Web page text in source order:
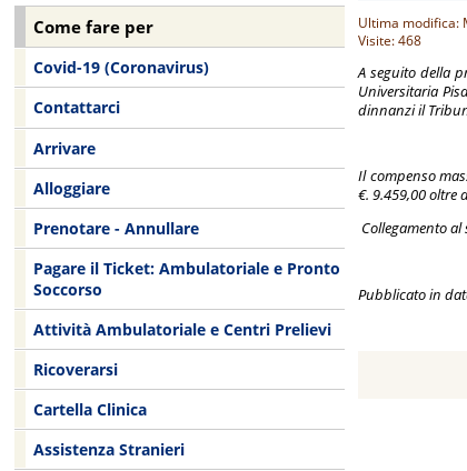
Ultima modifica:
Visite: 468
A seguito della
Universitaria
dinnanzi il
Il compenso
€. 9.459,00 oltre
Collegamento
Pubblicato in
Come fare per
Covid-19 (Coronavirus)
Contattarci
Arrivare
Alloggiare
Prenotare - Annullare
Pagare il Ticket: Ambulatoriale e Pronto
Soccorso
Attività Ambulatoriale e Centri Prelievi
Ricoverarsi
Cartella Clinica
Assistenza Stranieri